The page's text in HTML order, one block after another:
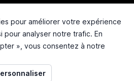
pour améliorer votre expérience
pour analyser notre trafic. En
», vous consentez à notre